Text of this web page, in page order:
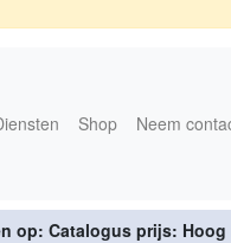
Shop Neem
op: Catalogus prijs: Hoog